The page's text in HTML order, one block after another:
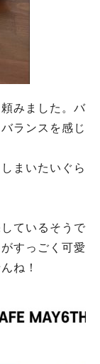
みました。バ
ランスを感じ
まいたいぐら
ているそうで
すっごく可愛
ね！